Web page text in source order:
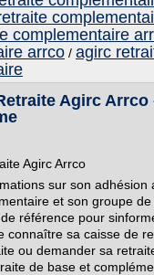
complementaire
arrco / agirc
Agirc Arrco
Agirc Arrco
sur son adhésion
et son groupe
référence pour
connaître sa caisse de
ou demander sa
de base et